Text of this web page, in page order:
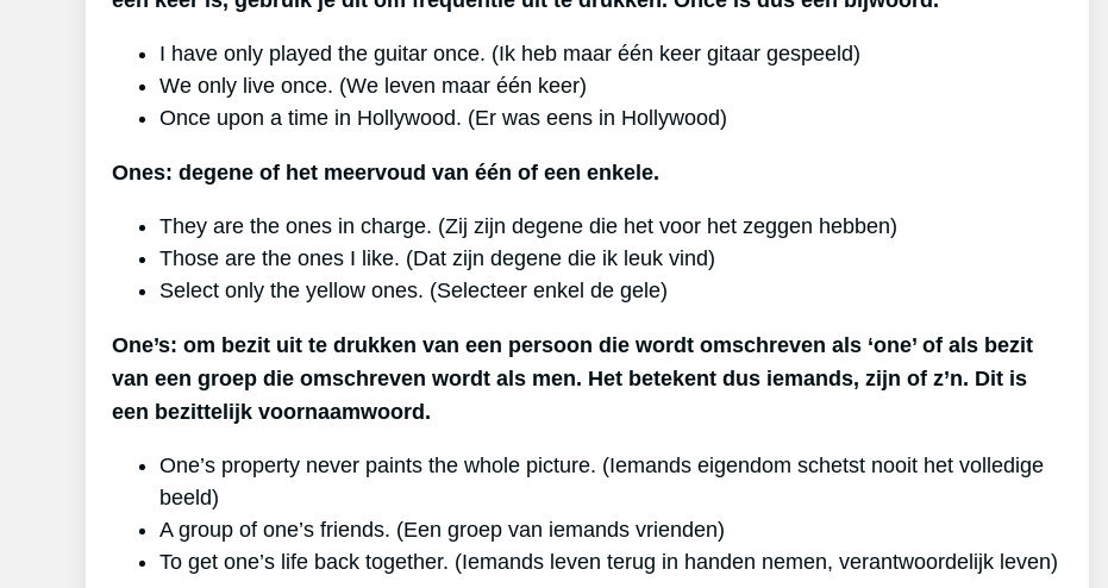
I have only played the guitar once. (Ik heb maar één keer gitaar gespeeld)
We only live once. (We leven maar één keer)
Once upon a time in Hollywood. (Er was eens in Hollywood)
Ones: degene of het meervoud van één of een enkele.
They are the ones in charge. (Zij zijn degene die het voor het zeggen hebben)
Those are the ones I like. (Dat zijn degene die ik leuk vind)
Select only the yellow ones. (Selecteer enkel de gele)
One’s: om bezit uit te drukken van een persoon die wordt omschreven als ‘one’ of als bezit
van een groep die omschreven wordt als men. Het betekent dus iemands, zijn of z’n. Dit is
een bezittelijk voornaamwoord.
One’s property never paints the whole picture. (Iemands eigendom schetst nooit het volledige
beeld)
A group of one’s friends. (Een groep van iemands vrienden)
To get one’s life back together. (Iemands leven terug in handen nemen, verantwoordelijk leven)